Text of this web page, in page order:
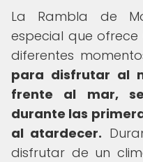
La Rambla de
especial que ofrece
diferentes
para disfrutar al
frente al mar,
durante las
al atardecer.
disfrutar de un